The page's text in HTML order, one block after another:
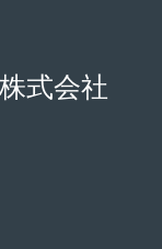
式会社